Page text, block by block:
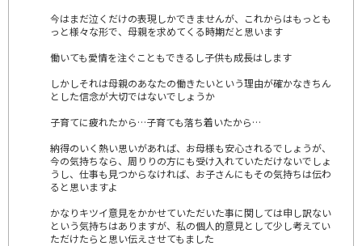
今はまだ泣くだけの表現しかできませんが、これからはもっとも
っと様々な形で、母親を求めてくる時期だと思います
働いても愛情を注ぐこともできるし子供も成長はします
しかしそれは母親のあなたの働きたいという理由が確かなきちん
とした信念が大切ではないでしょうか
子育てに疲れたから…子育ても落ち着いたから…
納得のいく熱い思いがあれば、お母様も安心されるでしょうが、
今の気持ちなら、周りりの方にも受け入れていただけないでしょ
うし、仕事も見つからなければ、お子さんにもその気持ちは伝わ
ると思いますよ
かなりキツイ意見をかかせていただいた事に関しては申し訳ない
という気持ちはありますが、私の個人的意見として少し考えてい
ただけたらと思い伝えさせてもました